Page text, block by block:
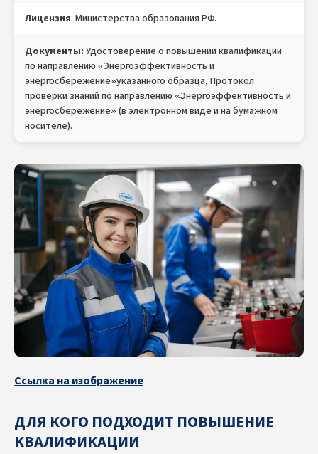
Лицензия: Министерства образования РФ.
Документы: Удостоверение о повышении квалификации
по направлению «Энергоэффективность и
энергосбережение»указанного образца, Протокол
проверки знаний по направлению «Энергоэффективность и
энергосбережение» (в электронном виде и на бумажном
носителе).
Ссылка на изображение
ДЛЯ КОГО ПОДХОДИТ ПОВЫШЕНИЕ
КВАЛИФИКАЦИИ